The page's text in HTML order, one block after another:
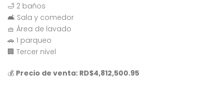
🛁 2 baños
🛋️ Sala y comedor
🧺 Área de lavado
🚗 1 parqueo
🏢 Tercer nivel
💰 Precio de venta: RD$4,812,500.95